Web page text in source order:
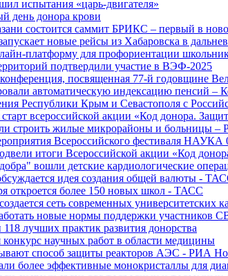
испытания «царь-двигателя»
день донора крови
состоится саммит БРИКС – первый в
новые рейсы из Хабаровска в
платформу для профориентации
подтвердили участие в ВЭФ-2025
посвященная 77-й годовщине
автоматическую индексацию пенсий –
Республики Крым и Севастополя с
всероссийской акции «Код донора.
строить жилые микрорайоны и больницы –
Всероссийского фестиваля НАУКА
итоги Всероссийской акции «Код
вошли детские кардиологические
идея создания общей валюты -
откроется более 150 новых школ - ТАСС
сеть современных университетских
новые нормы поддержки участников
лучших практик развития донорства
научных работ в области медицины
способ защиты реакторов АЭС - РИА
более эффективные монокристаллы для